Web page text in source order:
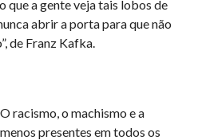
que a gente veja tais lobos de
abrir a porta para que não
de Franz Kafka.
racismo, o machismo e a
presentes em todos os